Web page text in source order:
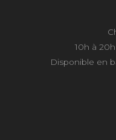
10h à
Disponible en